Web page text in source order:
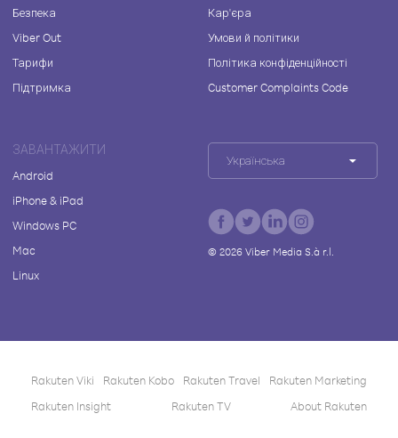
Безпека
Viber Out
Тарифи
Підтримка
Кар'єра
Умови й політики
Політика конфіденційності
Customer Complaints Code
ЗАВАНТАЖИТИ
Android
iPhone & iPad
Windows PC
Mac
Linux
Українська
© 2026Viber Media S.à r.l.
Rakuten Viki Rakuten Kobo Rakuten Travel
Rakuten Marketing
Rakuten Insight
Rakuten TV About Rakuten